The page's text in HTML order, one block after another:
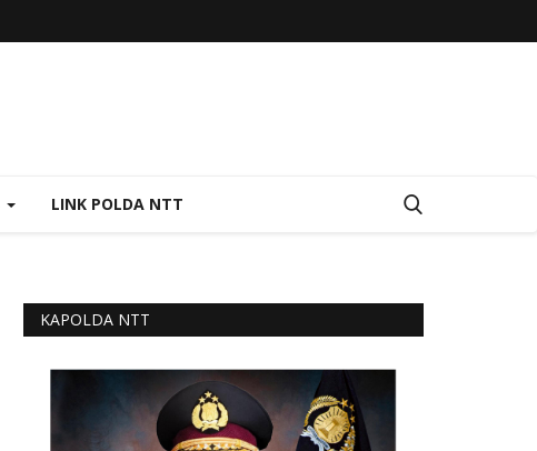
LINK POLDA NTT
KAPOLDA NTT